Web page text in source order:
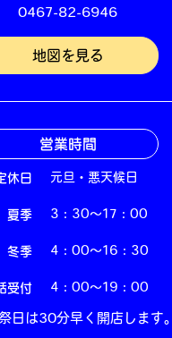
0467-82-6946
地図を見る
営業時間
休日 元旦・悪天候日
夏季 3：30～17：00
冬季 4：00～16：30
受付 4：00～19：00
日は30分早く開店します。